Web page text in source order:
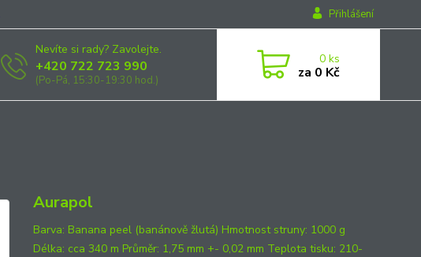
Přihlášení
Nevíte si rady? Zavolejte.
+420 722 723 990
(Po-Pá, 15:30-19:30 hod.)
0ks
za 0 Kč
Aurapol
Barva: Banana peel (banánově žlutá) Hmotnost struny: 1000 g
Délka: cca 340 m Průměr: 1,75 mm +- 0,02 mm Teplota tisku: 210-